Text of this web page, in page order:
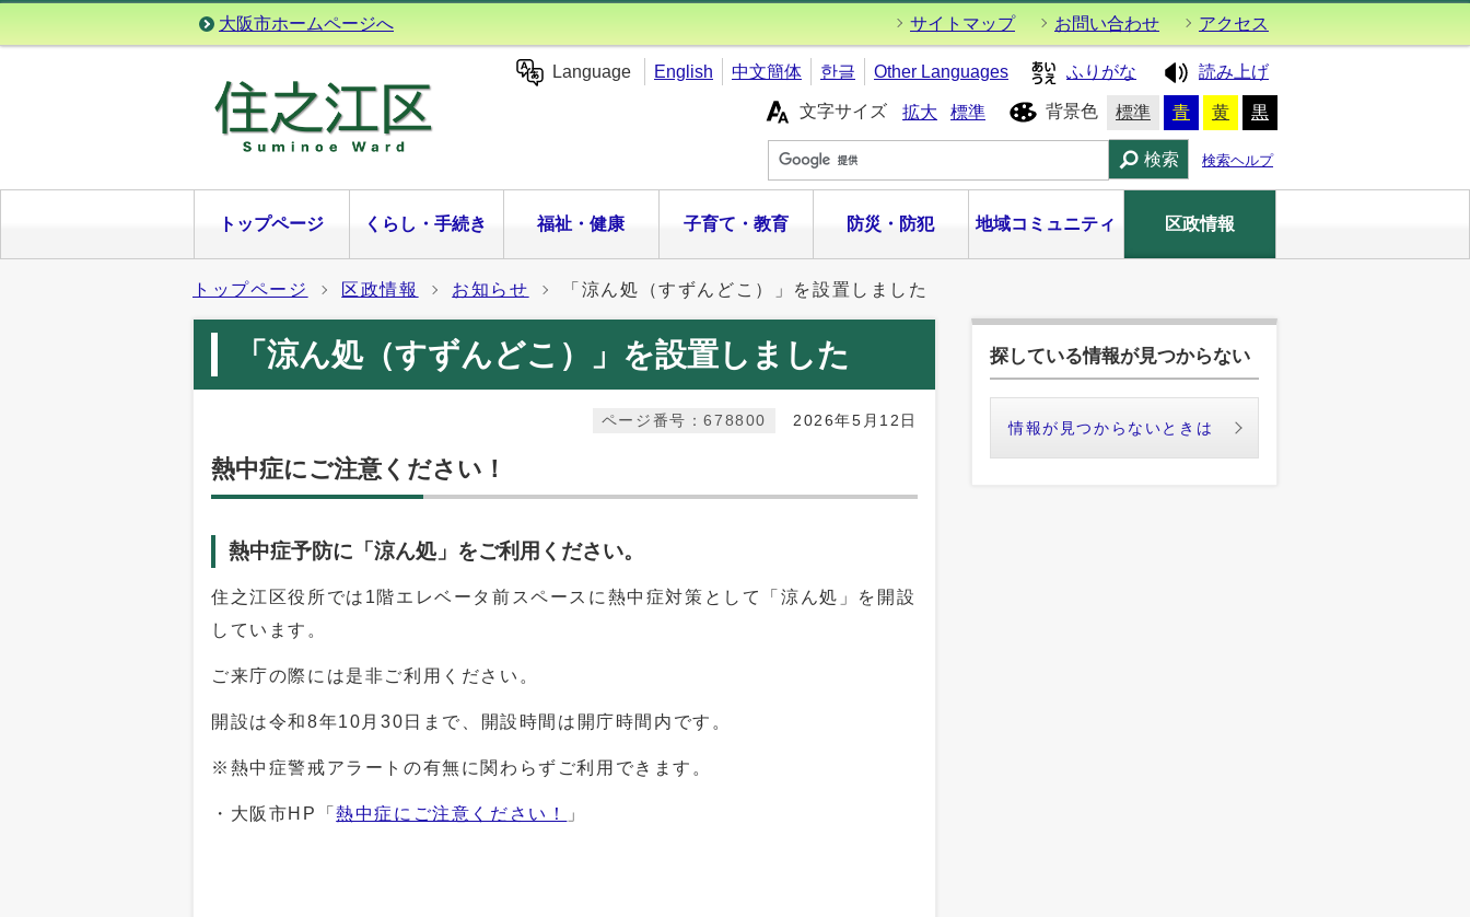
大阪市ホームページへ サイトマップ お問い合わせ アクセス
Language English 中文簡体 한글 Other Languages ふりがな 読み上げ
文字サイズ 拡大 標準 背景色 標準 青 黄 黒
検索 検索ヘルプ
トップページ くらし・手続き 福祉・健康 子育て・教育 防災・防犯 地域コミュニティ 区政情報
トップページ 区政情報 お知らせ 「涼ん処（すずんどこ）」を設置しました
「涼ん処（すずんどこ）」を設置しました
2026年5月12日
ページ番号：678800
熱中症にご注意ください！
熱中症予防に「涼ん処」をご利用ください。
住之江区役所では1階エレベータ前スペースに熱中症対策として「涼ん処」を開設
しています。
ご来庁の際には是非ご利用ください。
開設は令和8年10月30日まで、開設時間は開庁時間内です。
※熱中症警戒アラートの有無に関わらずご利用できます。
・大阪市HP「熱中症にご注意ください！ 」
探している情報が見つからない
情報が見つからないときは